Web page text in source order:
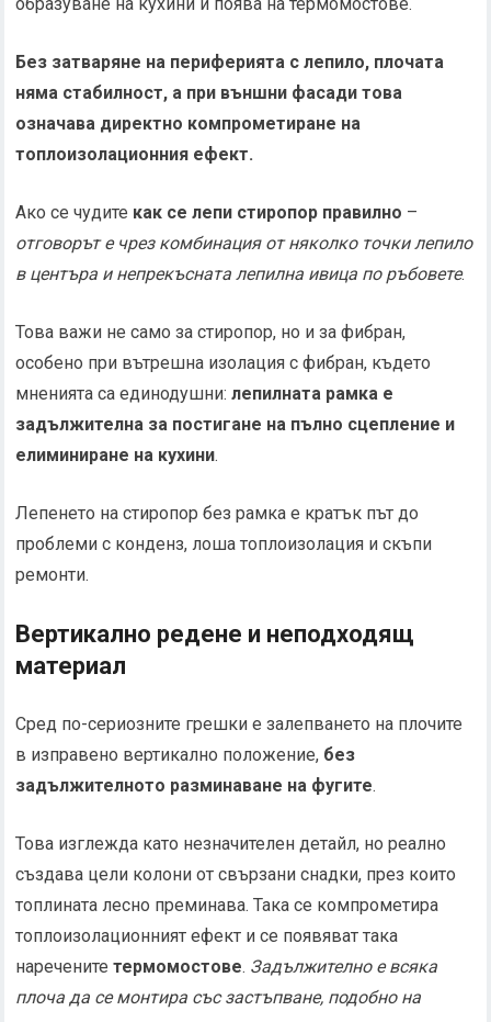
Без затваряне на периферията с лепило, плочата
няма стабилност, а при външни фасади това
означава директно компрометиране на
топлоизолационния ефект.
Ако се чудите как се лепи стиропор правилно –
отговорът е чрез комбинация от няколко точки лепило
в центъра и непрекъсната лепилна ивица по ръбовете.
Това важи не само за стиропор, но и за фибран,
особено при вътрешна изолация с фибран, където
мненията са единодушни:лепилната рамка е
задължителна за постигане на пълно сцепление и
елиминиране на кухини.
Лепенето на стиропор без рамка е кратък път до
проблеми с конденз, лоша топлоизолация и скъпи
ремонти.
Вертикално редене и неподходящ
материал
Сред по-сериозните грешки е залепването на плочите
в изправено вертикално положение, без
задължителното разминаване на фугите.
Това изглежда като незначителен детайл, но реално
създава цели колони от свързани снадки, през които
топлината лесно преминава. Така се компрометира
топлоизолационният ефект и се появяват така
нареченитетермомостове. Задължително е всяка
плоча да се монтира със застъпване, подобно на